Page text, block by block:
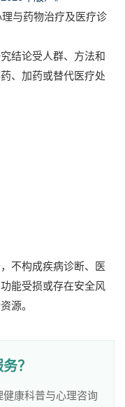
理与药物治疗及医疗诊
结论受人群、方法和
、加药或替代医疗处
不构成疾病诊断、医
能受损或存在安全风
源。
？
康科普与心理咨询